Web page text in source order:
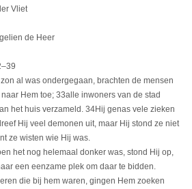
Vliet
de Heer
al was ondergegaan, brachten de mensen
Hem toe; 33alle inwoners van de stad
het huis verzameld. 34Hij genas vele zieken
Hij veel demonen uit, maar Hij stond ze niet
ze wisten wie Hij was.
het nog helemaal donker was, stond Hij op,
een eenzame plek om daar te bidden.
die bij hem waren, gingen Hem zoeken